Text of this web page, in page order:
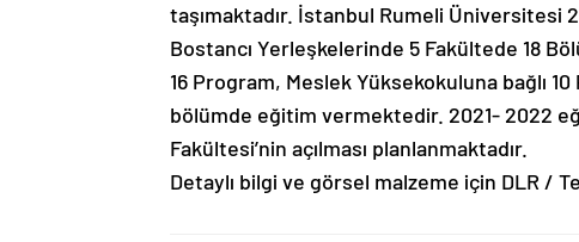
taşımaktadır. İstanbul Rumeli Üniversitesi
Bostancı Yerleşkelerinde 5 Fakültede 18
16 Program, Meslek Yüksekokuluna bağlı
bölümde eğitim vermektedir. 2021- 2022
Fakültesi’nin açılması planlanmaktadır.
Detaylı bilgi ve görsel malzeme için DLR /